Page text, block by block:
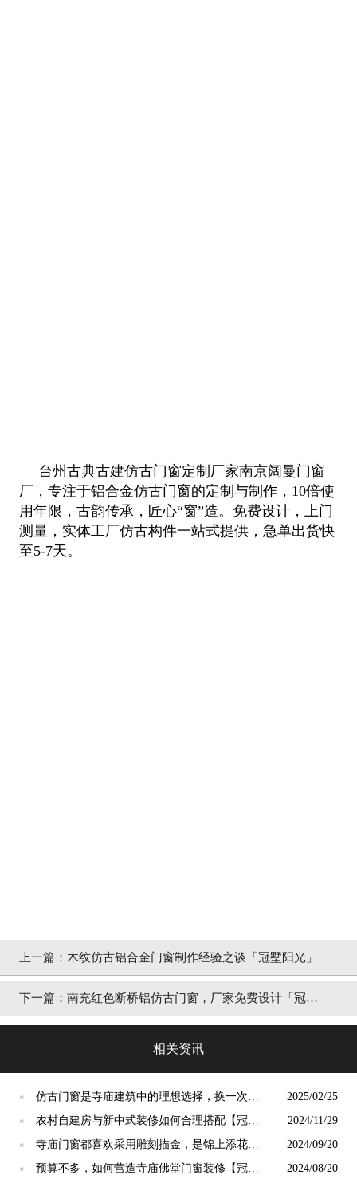
台州古典古建仿古门窗定制厂家南京阔曼门窗
厂，专注于铝合金仿古门窗的定制与制作，10倍使
用年限，古韵传承，匠心“窗”造。免费设计，上门
测量，实体工厂仿古构件一站式提供，急单出货快
至5-7天。
上一篇： 木纹仿古铝合金门窗制作经验之谈「冠墅阳光」
下一篇： 南充红色断桥铝仿古门窗，厂家免费设计「冠墅
相关资讯
●
仿古门窗是寺庙建筑中的理想选择，换一次用
终生【冠墅阳光】
2025/02/25
●
农村自建房与新中式装修如何合理搭配【冠墅
阳光】
2024/11/29
●
寺庙门窗都喜欢采用雕刻描金，是锦上添花
吗？【冠墅阳光】
2024/09/20
●
预算不多，如何营造寺庙佛堂门窗装修【冠墅
2024/08/20